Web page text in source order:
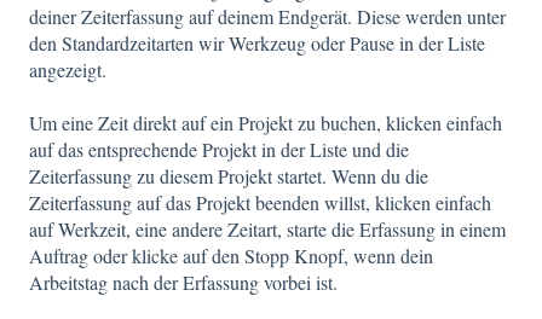
deiner Zeiterfassung auf deinem Endgerät. Diese werden unter
den Standardzeitarten wir Werkzeug oder Pause in der Liste
angezeigt.
Um eine Zeit direkt auf ein Projekt zu buchen, klicken einfach
auf das entsprechende Projekt in der Liste und die
Zeiterfassung zu diesem Projekt startet. Wenn du die
Zeiterfassung auf das Projekt beenden willst, klicken einfach
auf Werkzeit, eine andere Zeitart, starte die Erfassung in einem
Auftrag oder klicke auf den Stopp Knopf, wenn dein
Arbeitstag nach der Erfassung vorbei ist.